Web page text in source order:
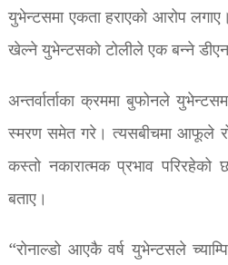
युभेन्टसमा एकता हराएको आरोप
खेल्ने युभेन्टसको टोलीले एक बन्ने
अन्तर्वार्ताका क्रममा बुफोनले
स्मरण समेत गरे। त्यसबीचमा आफूले
कस्तो नकारात्मक प्रभाव
बताए।
“रोनाल्डो आएकै वर्ष युभेन्टसले